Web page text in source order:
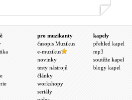
pro muzikanty
časopis Muzikus
e-muzikus
novinky
testy nástrojů
články
workshopy
seriály
kapely
přehled kapel
mp3
soutěže kapel
blogy kapel